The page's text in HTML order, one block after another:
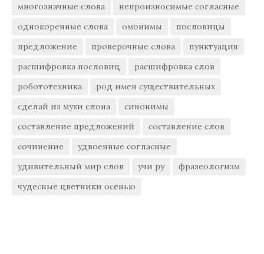
многозначные слова
непроизносимые согласные
однокоренные слова
омонимы
пословицы
предложение
проверочные слова
пунктуация
расшифровка пословиц
расшифровка слов
робототехника
род имен существительных
сделай из мухи слона
синонимы
составление предложений
составление слов
сочинение
удвоенные согласные
удивительный мир слов
учи ру
фразеологизм
чудесные цветники осенью